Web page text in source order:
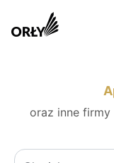
oraz inne firmy